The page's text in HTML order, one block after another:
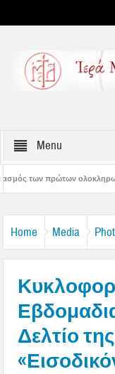
Menu
κελιών της
Home Media
Δελτίο